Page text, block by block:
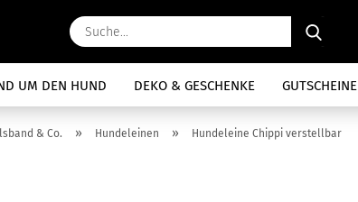
UM DEN HUND DEKO & GESCHENKE GUTSCHEINE
& Co. » Hundeleinen » Hundeleine Chippi verstellbar